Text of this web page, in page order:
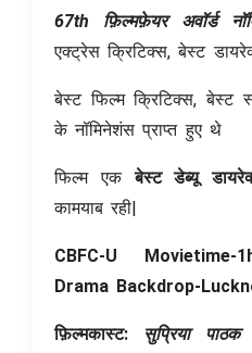
67th फ़िल्मफ़ेयर अवॉर्ड
एक्ट्रेस क्रिटिक्स, बेस्ट
बेस्ट फिल्म क्रिटिक्स, बेस्ट
के नॉमिनेशंस प्राप्त हुए थे
फिल्म एकबेस्ट डेब्यू
कामयाब रही|
CBFC-U Movietime-
Drama Backdrop-
फ़िल्मकास्ट: सुप्रिया